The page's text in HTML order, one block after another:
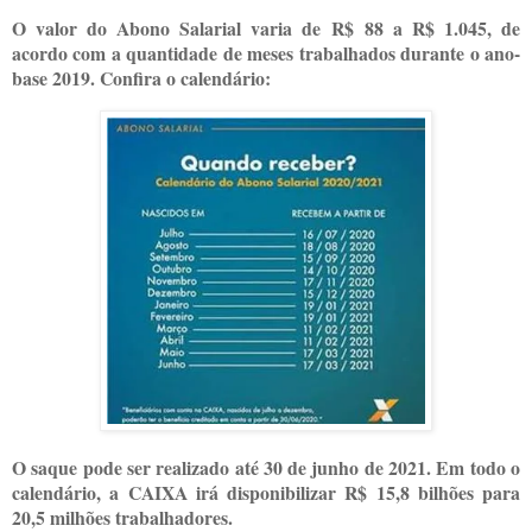
O valor do Abono Salarial varia de R$ 88 a R$ 1.045, de
acordo com a quantidade de meses trabalhados durante o ano-
base 2019. Confira o calendário:
O saque pode ser realizado até 30 de junho de 2021. Em todo o
calendário, a CAIXA irá disponibilizar R$ 15,8 bilhões para
20,5 milhões trabalhadores.